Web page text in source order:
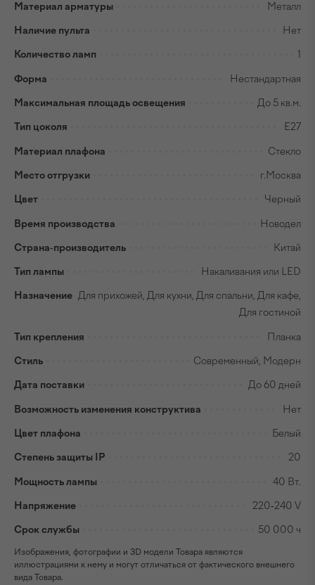
Материал арматуры Металл
Наличие пульта Нет
Количество ламп 1
Форма Нестандартная
Максимальная площадь освещения До 5 кв.м.
Тип цоколя E27
Материал плафона Стекло
Место отгрузки г.Москва
Цвет Черный
Время производства Новодел
Страна-производитель Китай
Тип лампы Накаливания или LED
Назначение Для прихожей, Для кухни, Для спальни, Для кафе,
Для гостиной
Тип крепления Планка
Стиль Современный, Модерн
Дата поставки До 60 дней
Возможность изменения конструктива Нет
Цвет плафона Белый
Степень защиты IP 20
Мощность лампы 40 Вт.
Напряжение 220-240 V
Срок службы 50 000 ч
Изображения, фотографии и 3D модели Товара являются
иллюстрациями к нему и могут отличаться от фактического внешнего
вида Товара.